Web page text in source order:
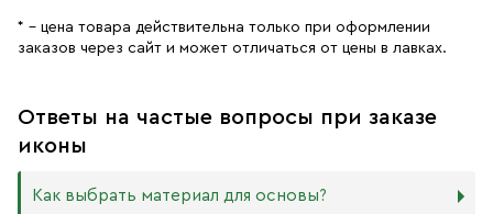
* – цена товара действительна только при оформлении
заказов через сайт и может отличаться от цены в лавках.
Ответы на частые вопросы при заказе
иконы
Как выбрать материал для основы?